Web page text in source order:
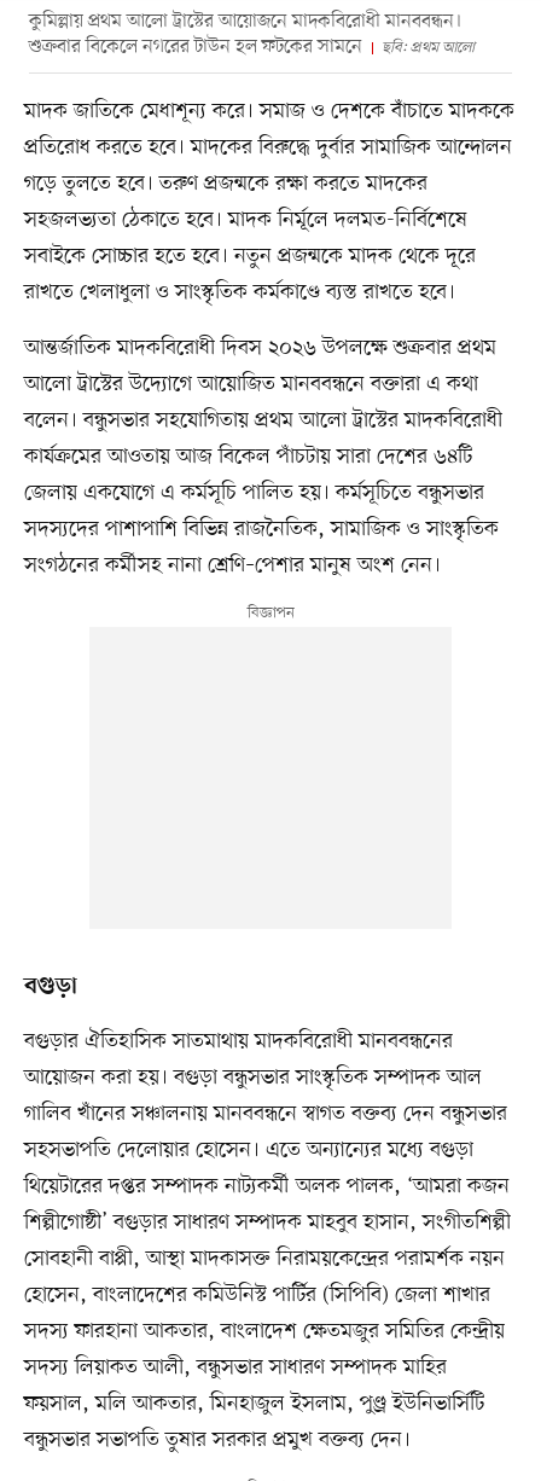
কুমিল্লায় প্রথম আলো ট্রাস্টের আয়োজনে মাদকবিরোধী মানববন্ধন।
শুক্রবার বিকেলে নগরের টাউন হল ফটকের সামনে
ছবি: প্রথম আলো
মাদক জাতিকে মেধাশূন্য করে। সমাজ ও দেশকে বাঁচাতে মাদককে
প্রতিরোধ করতে হবে। মাদকের বিরুদ্ধে দুর্বার সামাজিক আন্দোলন
গড়ে তুলতে হবে। তরুণ প্রজন্মকে রক্ষা করতে মাদকের
সহজলভ্যতা ঠেকাতে হবে। মাদক নির্মূলে দলমত-নির্বিশেষে
সবাইকে সোচ্চার হতে হবে। নতুন প্রজন্মকে মাদক থেকে দূরে
রাখতে খেলাধুলা ও সাংস্কৃতিক কর্মকাণ্ডে ব্যস্ত রাখতে হবে।
আন্তর্জাতিক মাদকবিরোধী দিবস ২০২৬ উপলক্ষে শুক্রবার প্রথম
আলো ট্রাস্টের উদ্যোগে আয়োজিত মানববন্ধনে বক্তারা এ কথা
বলেন। বন্ধুসভার সহযোগিতায় প্রথম আলো ট্রাস্টের মাদকবিরোধী
কার্যক্রমের আওতায় আজ বিকেল পাঁচটায় সারা দেশের ৬৪টি
জেলায় একযোগে এ কর্মসূচি পালিত হয়।‌ কর্মসূচিতে বন্ধুসভার
সদস্যদের পাশাপাশি বিভিন্ন রাজনৈতিক, সামাজিক ও সাংস্কৃতিক
সংগঠনের কর্মীসহ নানা শ্রেণি–পেশার মানুষ অংশ নেন।
বগুড়া
বগুড়ার ঐতিহাসিক সাতমাথায় মাদকবিরোধী মানববন্ধনের
আয়োজন করা হয়। বগুড়া বন্ধুসভার সাংস্কৃতিক সম্পাদক আল
গালিব খাঁনের সঞ্চালনায় মানববন্ধনে স্বাগত বক্তব্য দেন বন্ধুসভার
সহসভাপতি দেলোয়ার হোসেন। এতে অন্যান্যের মধ্যে বগুড়া
থিয়েটারের দপ্তর সম্পাদক নাট্যকর্মী অলক পালক, ‘আমরা কজন
শিল্পীগোষ্ঠী’ বগুড়ার সাধারণ সম্পাদক মাহবুব হাসান, সংগীতশিল্পী
সোবহানী বাপ্পী, আস্থা মাদকাসক্ত নিরাময়কেন্দ্রের পরামর্শক নয়ন
হোসেন, বাংলাদেশের কমিউনিস্ট পার্টির (সিপিবি) জেলা শাখার
সদস্য ফারহানা আকতার, বাংলাদেশ ক্ষেতমজুর সমিতির কেন্দ্রীয়
সদস্য লিয়াকত আলী, বন্ধুসভার সাধারণ সম্পাদক মাহির
ফয়সাল, মলি আকতার, মিনহাজুল ইসলাম, পুণ্ড্র ইউনিভার্সিটি
বন্ধুসভার সভাপতি তুষার সরকার প্রমুখ বক্তব্য দেন।